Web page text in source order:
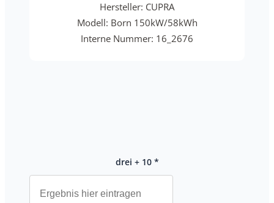
Hersteller: CUPRA
Modell: Born 150kW/58kWh
Interne Nummer: 16_2676
drei + 10 *